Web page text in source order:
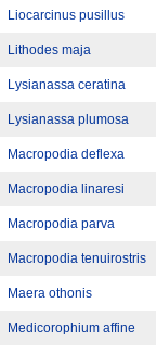
Liocarcinus pusillus
Lithodes maja
Lysianassa ceratina
Lysianassa plumosa
Macropodia deflexa
Macropodia linaresi
Macropodia parva
Macropodia tenuirostris
Maera othonis
Medicorophium affine